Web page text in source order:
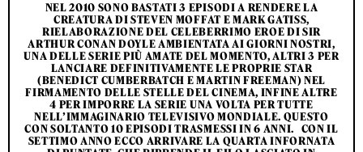
NEL 2010 SONO BASTATI 3 EPISODI A RENDERE LA
CREATURA DI STEVEN MOFFAT E MARK GATISS,
RIELABORAZIONE DEL CELEBERRIMO EROE DI SIR
ARTHUR CONAN DOYLE AMBIENTATA AI GIORNI NOSTRI,
UNA DELLE SERIE PIÙ AMATE DEL MOMENTO, ALTRI 3 PER
LANCIARE DEFINITIVAMENTE LE PROPRIE STAR
(BENEDICT CUMBERBATCH E MARTIN FREEMAN) NEL
FIRMAMENTO DELLE STELLE DEL CINEMA, INFINE ALTRE
4 PER IMPORRE LA SERIE UNA VOLTA PER TUTTE
NELL’IMMAGINARIO TELEVISIVO MONDIALE. QUESTO
CON SOLTANTO 10 EPISODI TRASMESSI IN 6 ANNI. CON IL
SETTIMO ANNO ECCO ARRIVARE LA QUARTA INFORNATA